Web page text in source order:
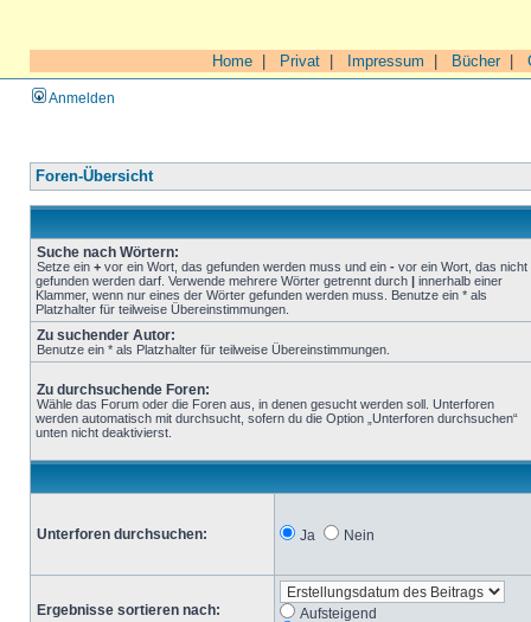
Home Privat Impressum Bücher|
Anmelden
Foren-Übersicht
Suche nach Wörtern:
Setze ein + vor ein Wort, das gefunden werden muss und ein - vor ein Wort, das nicht
gefunden werden darf. Verwende mehrere Wörter getrennt durch | innerhalb einer
Klammer, wenn nur eines der Wörter gefunden werden muss. Benutze ein * als
Platzhalter für teilweise Übereinstimmungen.
Zu suchender Autor:
Benutze ein * als Platzhalter für teilweise Übereinstimmungen.
Zu durchsuchende Foren:
Wähle das Forum oder die Foren aus, in denen gesucht werden soll. Unterforen
werden automatisch mit durchsucht, sofern du die Option „Unterforen durchsuchen“
unten nicht deaktivierst.
Unterforen durchsuchen: Ja Nein
Ergebnisse sortieren nach:
Aufsteigend